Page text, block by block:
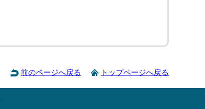
前のページへ戻る トップページへ戻る